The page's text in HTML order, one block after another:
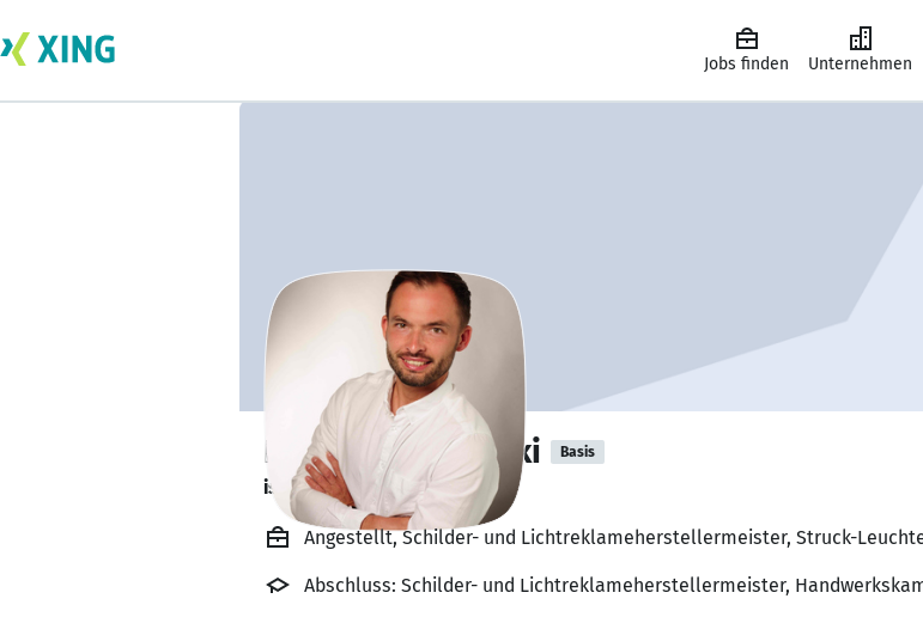
Jobs finden Unternehmen
Lukas Strzyzewski Basis
ist gesund und munter. 🥦
Angestellt, Schilder- und Lichtreklameherstellermeister, Struck-
Abschluss: Schilder- und Lichtreklameherstellermeister,